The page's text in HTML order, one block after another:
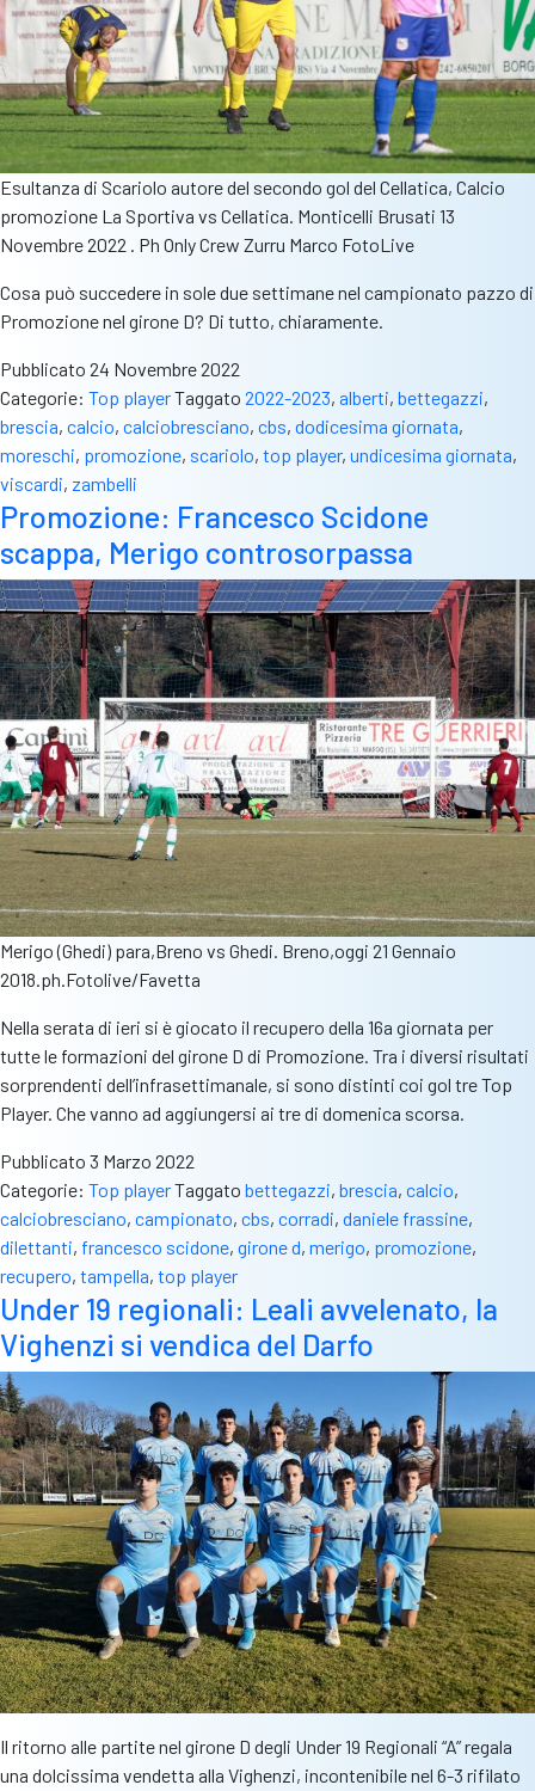
Esultanza di Scariolo autore del secondo gol del Cellatica, Calcio
promozione La Sportiva vs Cellatica. Monticelli Brusati 13
Novembre 2022 . Ph Only Crew Zurru Marco FotoLive
Cosa può succedere in sole due settimane nel campionato pazzo di
Promozione nel girone D? Di tutto, chiaramente.
Pubblicato 24 Novembre 2022
Categorie: Top playerTaggato 2022-2023, alberti, bettegazzi,
brescia, calcio, calciobresciano, cbs, dodicesima giornata,
moreschi, promozione, scariolo, top player, undicesima giornata,
viscardi, zambelli
Promozione: Francesco Scidone
scappa, Merigo controsorpassa
Merigo (Ghedi) para,Breno vs Ghedi. Breno,oggi 21 Gennaio
2018.ph.Fotolive/Favetta
Nella serata di ieri si è giocato il recupero della 16a giornata per
tutte le formazioni del girone D di Promozione. Tra i diversi risultati
sorprendenti dell’infrasettimanale, si sono distinti coi gol tre Top
Player. Che vanno ad aggiungersi ai tre di domenica scorsa.
Pubblicato 3 Marzo 2022
Categorie: Top playerTaggato bettegazzi, brescia, calcio,
calciobresciano, campionato, cbs, corradi, daniele frassine,
dilettanti, francesco scidone, girone d, merigo, promozione,
recupero, tampella, top player
Under 19 regionali: Leali avvelenato, la
Vighenzi si vendica del Darfo
Il ritorno alle partite nel girone D degli Under 19 Regionali “A” regala
una dolcissima vendetta alla Vighenzi, incontenibile nel 6-3 rifilato